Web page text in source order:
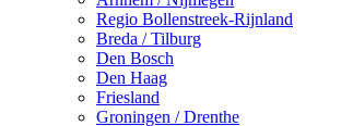
Regio Bollenstreek-Rijnland
Breda / Tilburg
Den Bosch
Den Haag
Friesland
Groningen / Drenthe